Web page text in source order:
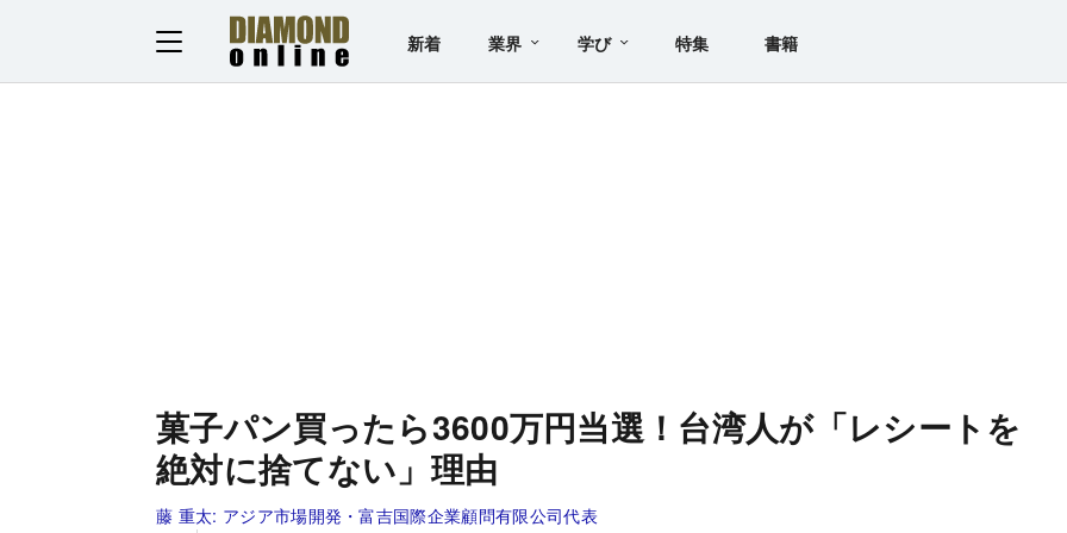
新着 業界 学び 特集 書籍
菓子パン買ったら3600万円当選！台湾人が「レシートを
絶対に捨てない」理由
藤 重太: アジア市場開発・富吉国際企業顧問有限公司代表